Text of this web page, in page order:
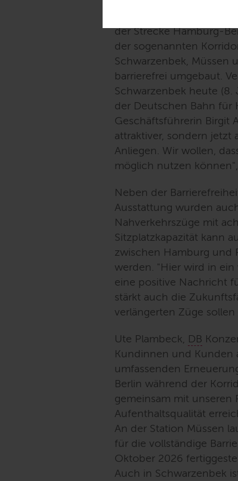
der Strecke Hamburg-
der sogenannten
Schwarzenbek, Müssen
barrierefrei umgebaut.
Schwarzenbek heute (8.
der Deutschen Bahn für
Geschäftsführerin Birgit
attraktiver, sondern jetzt
Anliegen. Wir wollen,
möglich nutzen können
Neben der
Ausstattung wurden
Nahverkehrszüge mit
Sitzplatzkapazität kann
zwischen Hamburg und
werden. " Hier wird in ein
eine positive Nachricht
stärkt auch die
verlängerten Züge
Ute Plambeck, DB
Kundinnen und Kunden
umfassenden
Berlin während der
gemeinsam mit unseren
Aufenthaltsqualität
An der Station Müssen
für die vollständige
Oktober 2026
Auch in Schwarzenbek